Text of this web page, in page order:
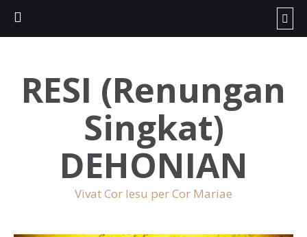
RESI (Renungan
Singkat)
DEHONIAN
Vivat Cor Iesu per Cor Mariae